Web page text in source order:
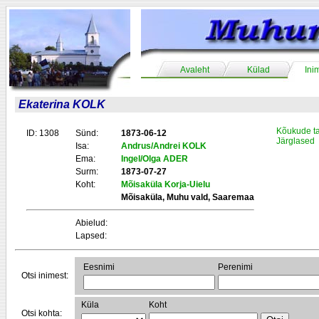
Avaleht Külad
Ekaterina KOLK
ID: 1308 Sünd:
1873-06-12
Isa:
Andrus/Andrei KOLK
Ema:
Ingel/Olga ADER
Surm:
1873-07-27
Koht:
Mõisaküla Korja-Uielu
Mõisaküla, Muhu vald, Saaremaa
Abielud:
Lapsed:
Kõukude
Järglased
Otsi inimest:
Eesnimi Perenimi
Otsi kohta:
Küla Koht